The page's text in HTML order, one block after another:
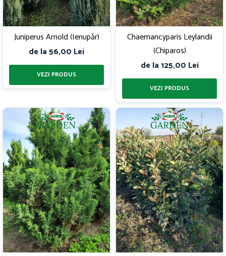
Juniperus Arnold (Ienupăr)
de la 56,00 Lei
Chaemancyparis Leylandii
(Chiparos)
de la 125,00 Lei